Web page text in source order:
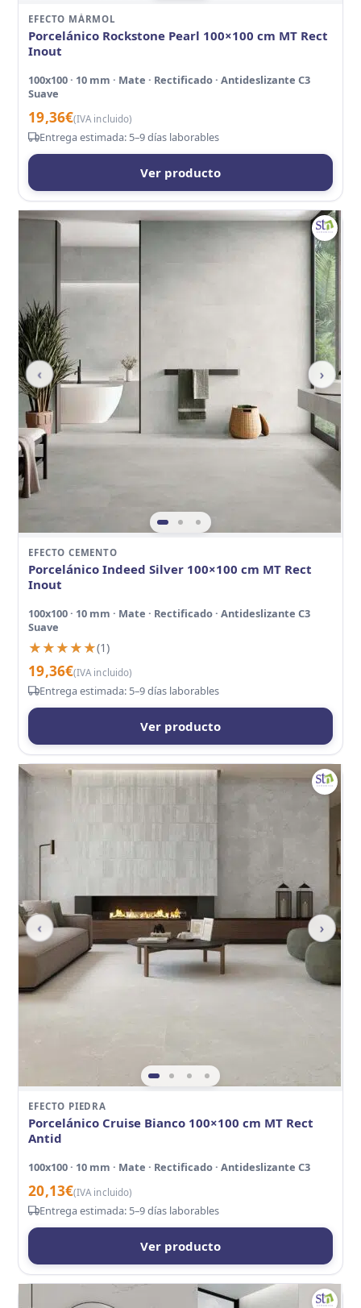
EFECTO MÁRMOL
Porcelánico Rockstone Pearl 100×100 cm MT Rect
Inout
100x100 · 10 mm · Mate · Rectificado · Antideslizante C3
Suave
19,36€(IVA incluido)
Entrega estimada: 5–9 días laborables
Ver producto
‹ ›
EFECTO CEMENTO
Porcelánico Indeed Silver 100×100 cm MT Rect
Inout
100x100 · 10 mm · Mate · Rectificado · Antideslizante C3
Suave
★★★★★
★★★★★(1)
19,36€(IVA incluido)
Entrega estimada: 5–9 días laborables
Ver producto
‹ ›
EFECTO PIEDRA
Porcelánico Cruise Bianco 100×100 cm MT Rect
Antid
100x100 · 10 mm · Mate · Rectificado · Antideslizante C3
20,13€(IVA incluido)
Entrega estimada: 5–9 días laborables
Ver producto